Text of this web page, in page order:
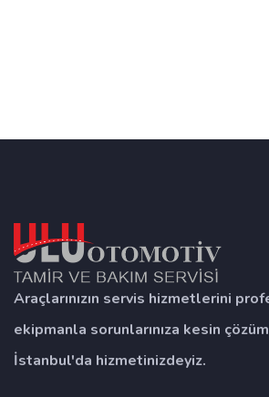
Araçlarınızın servis hizmetlerini
ekipmanla sorunlarınıza kesin
İstanbul'da hizmetinizdeyiz.